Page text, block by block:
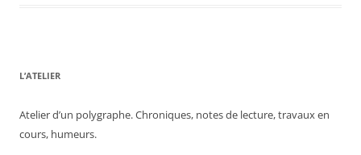
L’ATELIER
Atelier d’un polygraphe. Chroniques, notes de lecture, travaux en
cours, humeurs.